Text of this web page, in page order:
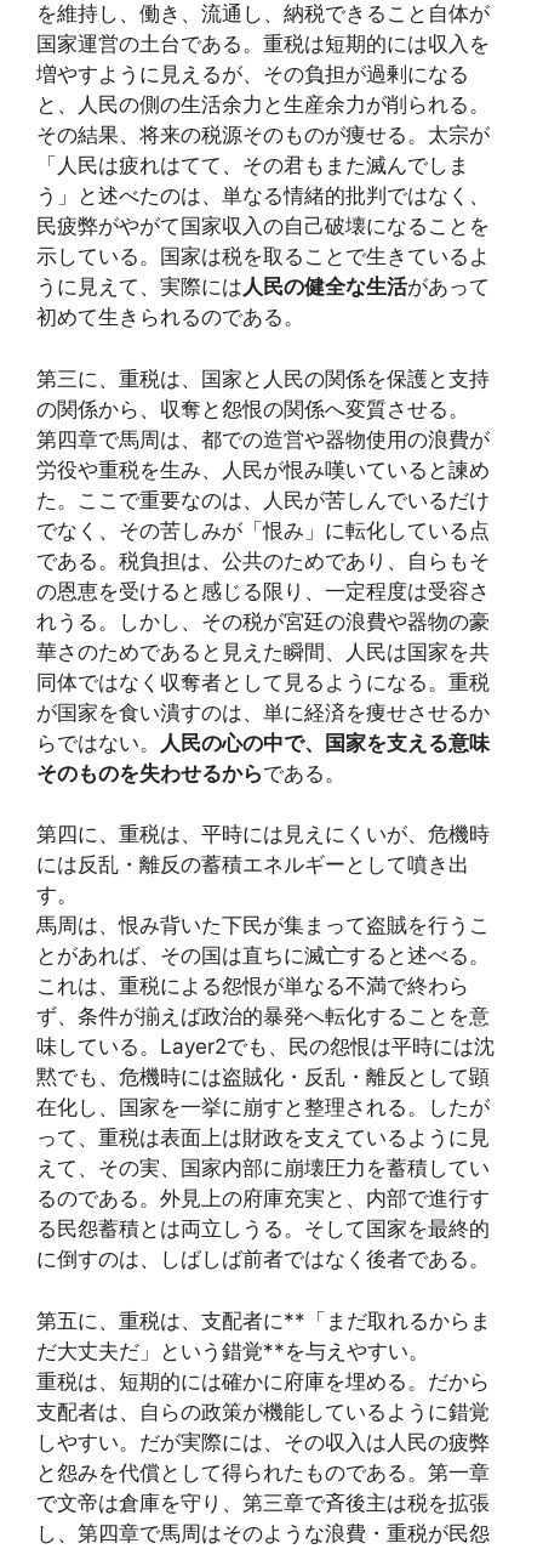
を維持し、働き、流通し、納税できること自体が
国家運営の土台である。重税は短期的には収入を
増やすように見えるが、その負担が過剰になる
と、人民の側の生活余力と生産余力が削られる。
その結果、将来の税源そのものが痩せる。太宗が
「人民は疲れはてて、その君もまた滅んでしま
う」と述べたのは、単なる情緒的批判ではなく、
民疲弊がやがて国家収入の自己破壊になることを
示している。国家は税を取ることで生きているよ
うに見えて、実際には人民の健全な生活があって
初めて生きられるのである。
第三に、重税は、国家と人民の関係を保護と支持
の関係から、収奪と怨恨の関係へ変質させる。
第四章で馬周は、都での造営や器物使用の浪費が
労役や重税を生み、人民が恨み嘆いていると諫め
た。ここで重要なのは、人民が苦しんでいるだけ
でなく、その苦しみが「恨み」に転化している点
である。税負担は、公共のためであり、自らもそ
の恩恵を受けると感じる限り、一定程度は受容さ
れうる。しかし、その税が宮廷の浪費や器物の豪
華さのためであると見えた瞬間、人民は国家を共
同体ではなく収奪者として見るようになる。重税
が国家を食い潰すのは、単に経済を痩せさせるか
らではない。
人民の心の中で、国家を支える意味
そのものを失わせるからである。
第四に、重税は、平時には見えにくいが、危機時
には反乱・離反の蓄積エネルギーとして噴き出
す。
馬周は、恨み背いた下民が集まって盗賊を行うこ
とがあれば、その国は直ちに滅亡すると述べる。
これは、重税による怨恨が単なる不満で終わら
ず、条件が揃えば政治的暴発へ転化することを意
味している。Layer2でも、民の怨恨は平時には沈
黙でも、危機時には盗賊化・反乱・離反として顕
在化し、国家を一挙に崩すと整理される。したが
って、重税は表面上は財政を支えているように見
えて、その実、国家内部に崩壊圧力を蓄積してい
るのである。外見上の府庫充実と、内部で進行す
る民怨蓄積とは両立しうる。そして国家を最終的
に倒すのは、しばしば前者ではなく後者である。
第五に、重税は、支配者に**「まだ取れるからま
だ大丈夫だ」という錯覚**を与えやすい。
重税は、短期的には確かに府庫を埋める。だから
支配者は、自らの政策が機能しているように錯覚
しやすい。だが実際には、その収入は人民の疲弊
と怨みを代償として得られたものである。第一章
で文帝は倉庫を守り、第三章で斉後主は税を拡張
し、第四章で馬周はそのような浪費・重税が民怨